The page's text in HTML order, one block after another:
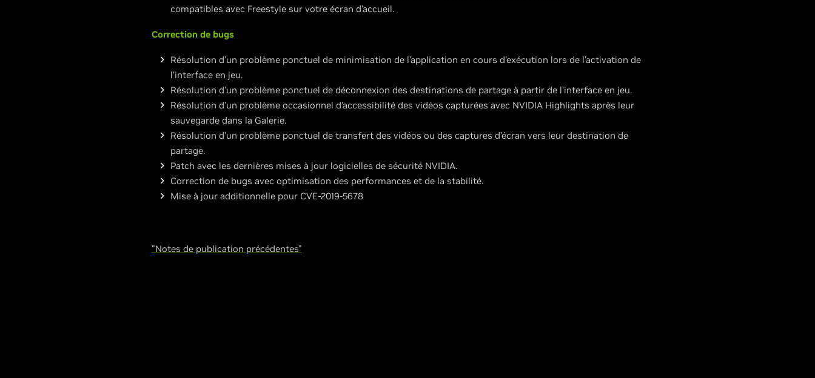
compatibles avec Freestyle sur votre écran d’accueil.
Correction de bugs
Résolution d’un problème ponctuel de minimisation de l’application en cours d’exécution lors de l’activation de
l’interface en jeu.
Résolution d’un problème ponctuel de déconnexion des destinations de partage à partir de l’interface en jeu.
Résolution d’un problème occasionnel d’accessibilité des vidéos capturées avec NVIDIA Highlights après leur
sauvegarde dans la Galerie.
Résolution d’un problème ponctuel de transfert des vidéos ou des captures d’écran vers leur destination de
partage.
Patch avec les dernières mises à jour logicielles de sécurité NVIDIA.
Correction de bugs avec optimisation des performances et de la stabilité.
Mise à jour additionnelle pour CVE-2019-5678
"Notes de publication précédentes"